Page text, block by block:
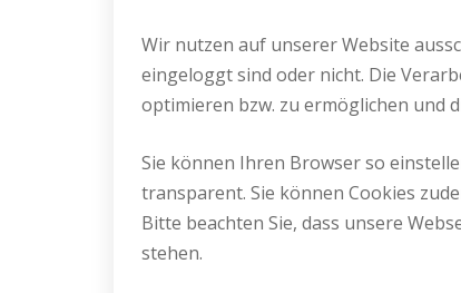
Wir nutzen auf unserer Website
eingeloggt sind oder nicht. Die
optimieren bzw. zu ermöglichen und
Sie können Ihren Browser so
transparent. Sie können Cookies
Bitte beachten Sie, dass unsere
stehen.